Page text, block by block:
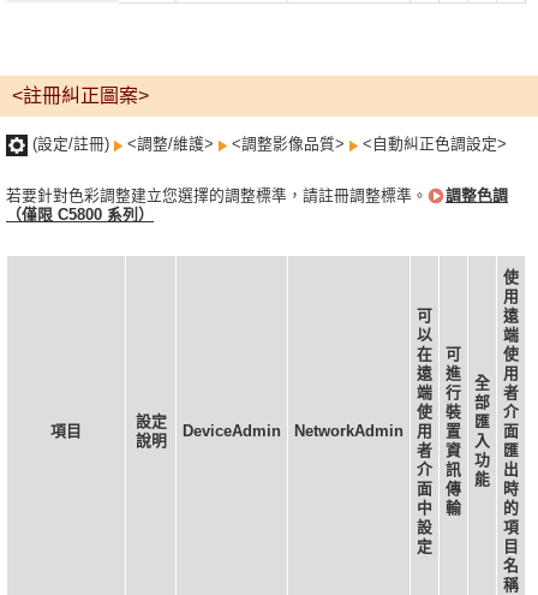
<註冊糾正圖案>
(設定/註冊) <調整/維護> <調整影像品質> <自動糾正色調設定>
若要針對色彩調整建立您選擇的調整標準，請註冊調整標準。
調整色調
（僅限 C5800 系列）
項目
設定
說明
DeviceAdmin NetworkAdmin
可
以
在
遠
端
使
用
者
介
面
中
設
定
可
進
行
裝
置
資
訊
傳
輸
全
部
匯
入
功
能
使
用
遠
端
使
用
者
介
面
匯
出
時
的
項
目
名
稱